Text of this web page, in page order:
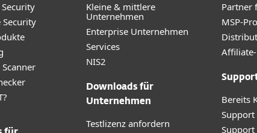
Security
Security
Scanner
Kleine & mittlere
Unternehmen
Enterprise Unternehmen
Services
NIS2
Downloads für
Unternehmen
Testlizenz anfordern
Partner
MSP-
Bereits